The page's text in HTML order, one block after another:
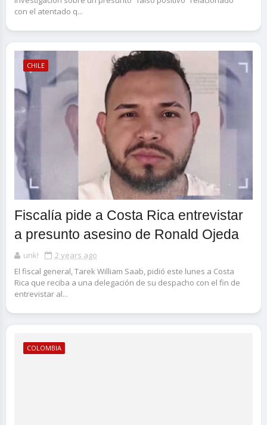
con el atentado q...
CHILE
Fiscalía pide a Costa Rica entrevistar
a presunto asesino de Ronald Ojeda
unk!
2 years ago
El fiscal general, Tarek William Saab, pidió este lunes a Costa
Rica que reciba a una delegación de su despacho con el fin de
entrevistar al...
COLOMBIA